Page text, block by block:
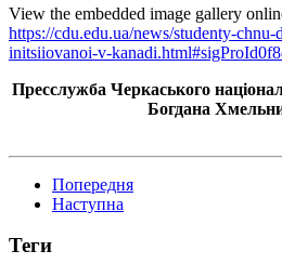
View the embedded image gallery
https://cdu.edu.ua/news/studenty-
initsiiovanoi-v-
Пресслужба Черкаського
Богдана
Попередня
Наступна
Теги